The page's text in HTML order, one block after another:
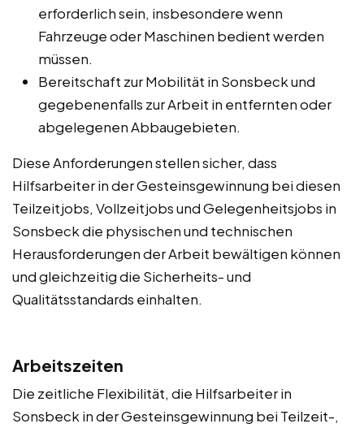
erforderlich sein, insbesondere wenn
Fahrzeuge oder Maschinen bedient werden
müssen.
Bereitschaft zur Mobilität in Sonsbeck und
gegebenenfalls zur Arbeit in entfernten oder
abgelegenen Abbaugebieten.
Diese Anforderungen stellen sicher, dass
Hilfsarbeiter in der Gesteinsgewinnung bei diesen
Teilzeitjobs, Vollzeitjobs und Gelegenheitsjobs in
Sonsbeck die physischen und technischen
Herausforderungen der Arbeit bewältigen können
und gleichzeitig die Sicherheits- und
Qualitätsstandards einhalten.
Arbeitszeiten
Die zeitliche Flexibilität, die Hilfsarbeiter in
Sonsbeck in der Gesteinsgewinnung bei Teilzeit-,